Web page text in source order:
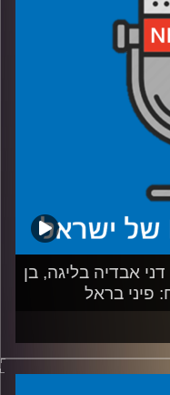
4 שנים של דני אבדיה בליגה, בן
פיני בראל
דוידוביץ', משה